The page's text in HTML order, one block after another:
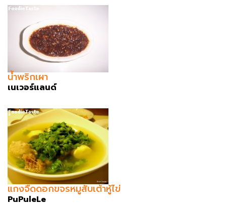
น้ำพริกเผา
เนเวอร์แลนด์
แกงจืดดอกขจรหมูสับเต้าหู้ไข่
PuPuleLe